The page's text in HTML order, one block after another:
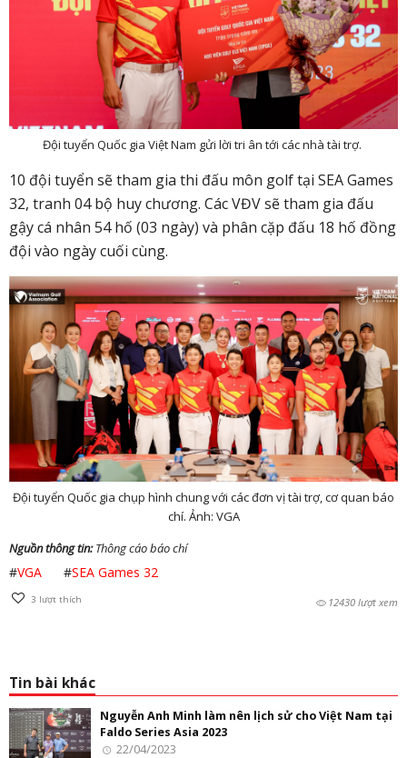
Đội tuyển Quốc gia Việt Nam gửi lời tri ân tới các nhà tài trợ.
10 đội tuyển sẽ tham gia thi đấu môn golf tại SEA Games
32, tranh 04 bộ huy chương. Các VĐV sẽ tham gia đấu
gậy cá nhân 54 hố (03 ngày) và phân cặp đấu 18 hố đồng
đội vào ngày cuối cùng.
Đội tuyển Quốc gia chụp hình chung với các đơn vị tài trợ, cơ quan báo
chí. Ảnh: VGA
Nguồn thông tin:Thông cáo báo chí
#VGA #SEA Games 32
3 lượt thích 12430 lượt xem
Tin bài khác
Nguyễn Anh Minh làm nên lịch sử cho Việt Nam tại
Faldo Series Asia 2023
22/04/2023